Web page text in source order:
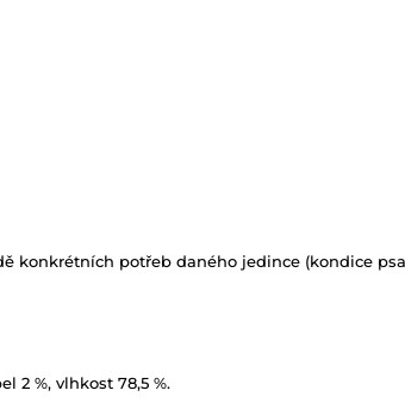
potřeb daného jedince (kondice
2 %, vlhkost 78,5 %.